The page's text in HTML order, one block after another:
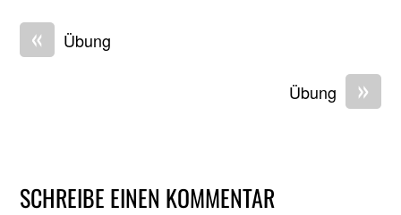
« Übung
»
Übung
SCHREIBE EINEN KOMMENTAR